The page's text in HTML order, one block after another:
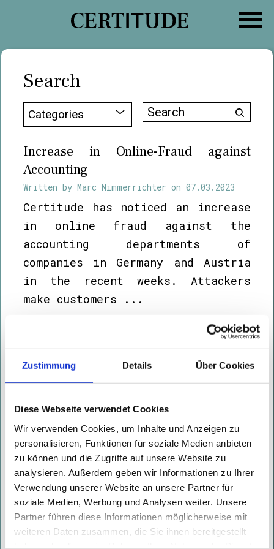
Zustimmung Details Über Cookies
Diese Webseite verwendet Cookies
Wir verwenden Cookies, um Inhalte und Anzeigen zu
personalisieren, Funktionen für soziale Medien anbieten
zu können und die Zugriffe auf unsere Website zu
analysieren. Außerdem geben wir Informationen zu Ihrer
Verwendung unserer Website an unsere Partner für
soziale Medien, Werbung und Analysen weiter. Unsere
Partner führen diese Informationen möglicherweise mit
weiteren Daten zusammen, die Sie ihnen bereitgestellt
Search
Categories
Search
Increase in Online-Fraud against
Accounting
Written byMarc Nimmerrichter on07.03.2023
Certitude has noticed an increase
in online fraud against the
accounting departments of
companies in Germany and Austria
in the recent weeks. Attackers
make customers ...
Read More
Ransomware Actor May Have Leaked
Their Previous Victims
Written byRoman Ferdiggon12.01.2022
Recently we were tasked with
investigating a ransomware attack
case. We were able to reconstruct
the likely attack vector and
identify the data that was likely
stolen ...
Read More